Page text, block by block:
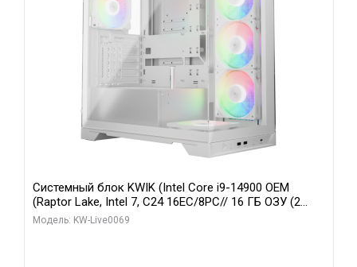
Системный блок KWIK (Intel Core i9-14900 OEM
(Raptor Lake, Intel 7, C24 16EC/8PC// 16 ГБ ОЗУ (2
модуля)/ ASUS RTX5080 PROART OC 16GB GDDR7
Модель: KW-Live0069